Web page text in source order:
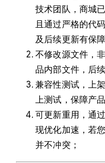
技术团队，商城
且通过严格的代
及后续更新有保障
不修改源文件，
品内部文件，后
兼容性测试，上
上测试，保障产
可更新重用，通
现优化加速，若
并不冲突；